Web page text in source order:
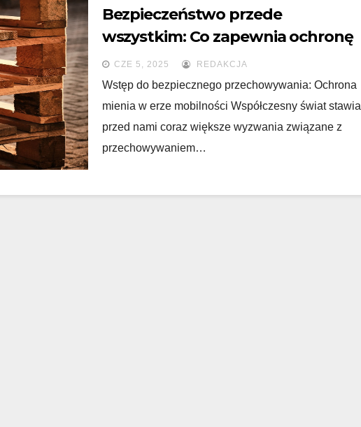
Bezpieczeństwo przede
wszystkim: Co zapewnia ochronę
Twojego mienia w wynajętym
kontenerze magazynowym?
CZE 5, 2025 REDAKCJA
Wstęp do bezpiecznego przechowywania: Ochrona
mienia w erze mobilności Współczesny świat stawia
przed nami coraz większe wyzwania związane z
przechowywaniem…